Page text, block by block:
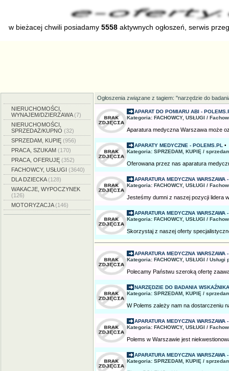
w bieżacej chwili posiadamy5558 aktywnych ogłoszeń, serwis
NIERUCHOMOŚCI,
WYNAJEM/DZIERŻAWA(7)
NIERUCHOMOŚCI,
SPRZEDAŻ/KUPNO (32)
SPRZEDAM, KUPIĘ (956)
PRACA, SZUKAM (170)
PRACA, OFERUJĘ (352)
FACHOWCY, USŁUGI (3640)
DLA DZIECKA(128)
WAKACJE, WYPOCZYNEK
(126)
MOTORYZACJA(146)
Ogłoszenia związane z tagiem: "narzędzie do
APARAT DO POMIARU ABI -
Kategoria: FACHOWCY, USŁUGI /
Aparatura medyczna Warszawa może
APARATY MEDYCZNE - POLEMS.PL •
Kategoria: SPRZEDAM, KUPIĘ /
Oferowana przez nas aparatura
APARATURA MEDYCZNA WARSZAWA
Kategoria: FACHOWCY, USŁUGI /
Jesteśmy dumni z naszej pozycji lidera
APARATURA MEDYCZNA WARSZAWA
Kategoria: FACHOWCY, USŁUGI /
Skorzystaj z naszej oferty
APARATURA MEDYCZNA WARSZAWA
Kategoria: FACHOWCY, USŁUGI / Usługi
Polecamy Państwu szeroką ofertę
NARZĘDZIE DO BADANIA
Kategoria: SPRZEDAM, KUPIĘ /
W Polems zależy nam na dostarczeniu
APARATURA MEDYCZNA WARSZAWA
Kategoria: FACHOWCY, USŁUGI /
Polems w Warszawie jest
APARATURA MEDYCZNA WARSZAWA
Kategoria: SPRZEDAM, KUPIĘ /